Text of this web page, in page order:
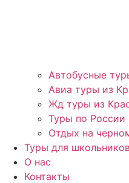
Автобусные
Авиа туры из
Жд туры из
Туры по России
Отдых на
Туры для
О нас
Контакты